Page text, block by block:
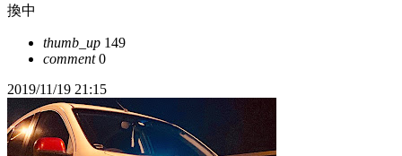
換中
thumb_up 149
comment0
2019/11/19 21:15